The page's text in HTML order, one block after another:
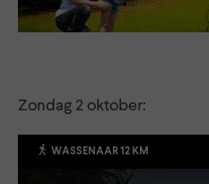
Zondag 2 oktober:
WASSENAAR 12 KM